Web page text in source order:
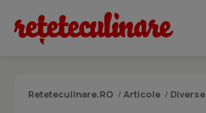
Reteteculinare.RO / Articole / Diverse